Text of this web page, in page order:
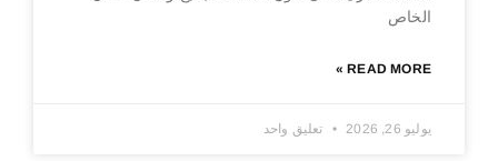
الخاص
READ MORE »
يوليو 26, 2026 تعليق واحد